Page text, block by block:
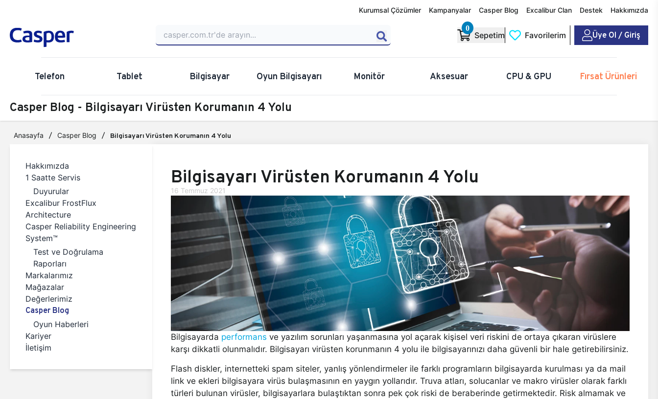
Kurumsal Çözümler Kampanyalar Casper Blog Excalibur Clan Destek Hakkımızda
0
Sepetim Favorilerim Üye Ol / Giriş
Telefon Tablet Bilgisayar Oyun Bilgisayarı Monitör Aksesuar CPU & GPU Fırsat Ürünleri
Casper Blog - Bilgisayarı Virüsten Korumanın 4 Yolu
Anasayfa Casper Blog Bilgisayarı Virüsten Korumanın 4 Yolu
Hakkımızda
1 Saatte Servis
Duyurular
Excalibur FrostFlux
Architecture
Casper Reliability Engineering
System™
Test ve Doğrulama
Raporları
Markalarımız
Mağazalar
Değerlerimiz
Casper Blog
Oyun Haberleri
Kariyer
İletişim
Bilgisayarı Virüsten Korumanın 4 Yolu
16 Temmuz 2021
Bilgisayarda performans ve yazılım sorunları yaşanmasına yol açarak kişisel veri riskini de ortaya çıkaran virüslere
karşı dikkatli olunmalıdır. Bilgisayarı virüsten korunmanın 4 yolu ile bilgisayarınızı daha güvenli bir hale getirebilirsiniz.
Flash diskler, internetteki spam siteler, yanlış yönlendirmeler ile farklı programların bilgisayarda kurulması ya da mail
link ve ekleri bilgisayara virüs bulaşmasının en yaygın yollarıdır. Truva atları, solucanlar ve makro virüsler olarak farklı
türleri bulunan virüsler, bilgisayarlara bulaştıktan sonra pek çok riski de beraberinde getirmektedir. Risk almamak ve